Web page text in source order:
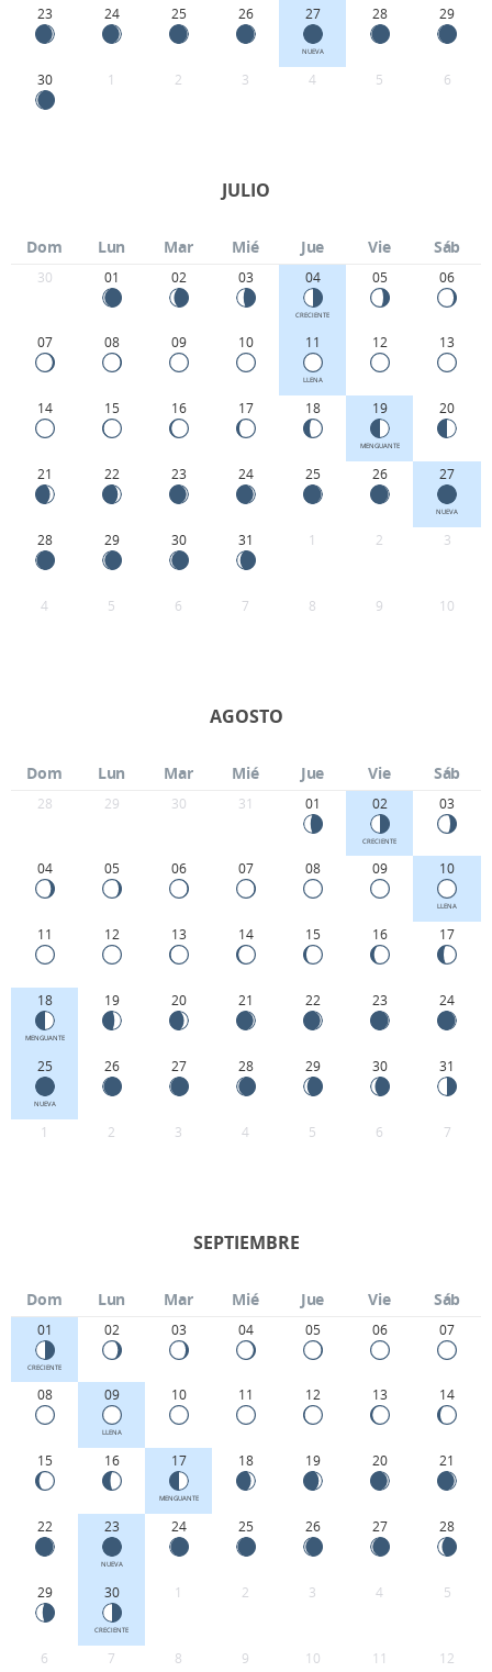
23 24 25 26 27
NUEVA
28 29
30 1 2 3 4 5 6
JULIO
Dom Lun Mar Mié Jue Vie Sáb
30 01 02 03 04
CRECIENTE
05 06
07 08 09 10 11
LLENA
12 13
14 15 16 17 18 19
MENGUANTE
20
21 22 23 24 25 26 27
NUEVA
28 29 30 31 1 2 3
4 5 6 7 8 9 10
AGOSTO
Dom Lun Mar Mié Jue Vie Sáb
28 29 30 31 01 02
CRECIENTE
03
04 05 06 07 08 09 10
LLENA
11 12 13 14 15 16 17
18
MENGUANTE
19 20 21 22 23 24
25
NUEVA
26 27 28 29 30 31
1 2 3 4 5 6 7
SEPTIEMBRE
Dom Lun Mar Mié Jue Vie Sáb
01
CRECIENTE
02 03 04 05 06 07
08 09
LLENA
10 11 12 13 14
15 16 17
MENGUANTE
18 19 20 21
22 23
NUEVA
24 25 26 27 28
29 30
CRECIENTE
1 2 3 4 5
6 7 8 9 10 11 12